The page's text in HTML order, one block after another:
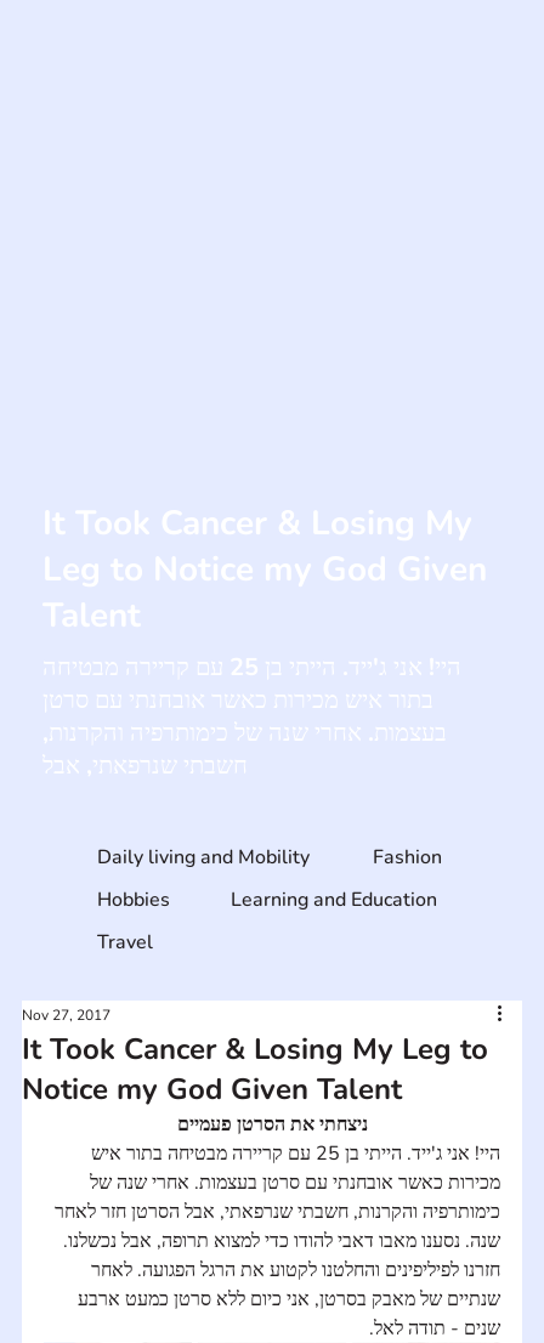
It Took Cancer & Losing My Leg to
Notice my God Given Talent
Nov 27, 2017
ניצחתי את הסרטן פעמיים
היי! אני ג'ייד. הייתי בן 25 עם קריירה מבטיחה בתור איש
מכירות כאשר אובחנתי עם סרטן בעצמות. אחרי שנה של
כימותרפיה והקרנות, חשבתי שנרפאתי, אבל הסרטן חזר לאחר
שנה. נסענו מאבו דאבי להודו כדי למצוא תרופה, אבל נכשלנו.
חזרנו לפיליפינים והחלטנו לקטוע את הרגל הפגועה. לאחר
שנתיים של מאבק בסרטן, אני כיום ללא סרטן כמעט ארבע
שנים - תודה לאל.
Daily living and Mobility
Fashion
Hobbies
Learning and Education
Travel
It Took Cancer & Losing My
Leg to Notice my God Given
Talent
היי! אני ג'ייד. הייתי בן 25 עם קריירה מבטיחה
בתור איש מכירות כאשר אובחנתי עם סרטן
בעצמות. אחרי שנה של כימותרפיה והקרנות,
חשבתי שנרפאתי, אבל